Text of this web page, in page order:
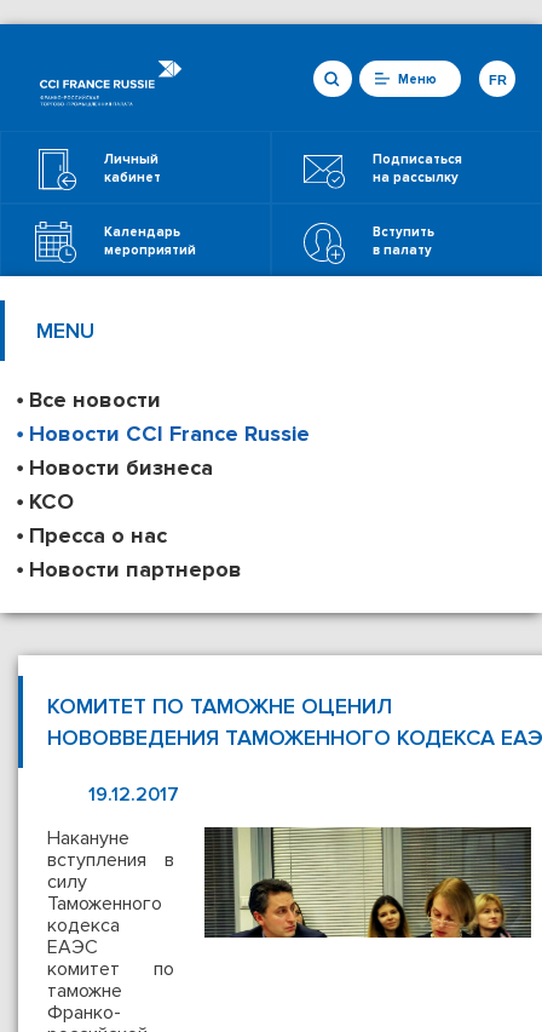
Меню
Личный
кабинет
Подписаться
на рассылку
Календарь
мероприятий
Вступить
в палату
FR
MENU
Все новости
Новости CCI France Russie
Новости бизнеса
КСО
Пресса о нас
Новости партнеров
КОМИТЕТ ПО ТАМОЖНЕ ОЦЕНИЛ
НОВОВВЕДЕНИЯ ТАМОЖЕННОГО КОДЕКСА
19.12.2017
Накануне
вступления в
силу
Таможенного
кодекса
ЕАЭС
комитет по
таможне
Франко-